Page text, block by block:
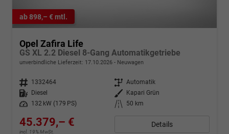
ab 898,– € mtl.
Opel Zafira Life
GS XL 2.2 Diesel 8-Gang Automatikgetriebe
unverbindliche Lieferzeit: 17.10.2026 Neuwagen
Fahrzeugnr. 1332464 Getriebe Automatik
Kraftstoff
Diesel Außenfarbe
Kapari Grün
Leistung
132 kW (179 PS) Kilometerstand 50 km
45.379,– €
incl. 19% MwSt.
Details